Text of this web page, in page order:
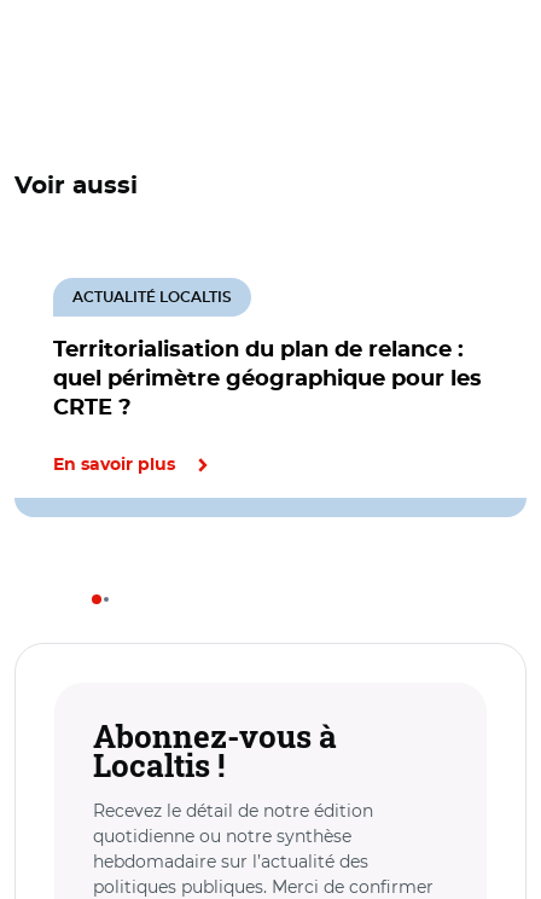
Voir aussi
Territorialisation du plan de relance :
quel périmètre géographique pour les
CRTE ?
ACTUALITÉ LOCALTIS
En savoir plus
Abonnez-vous à
Localtis !
Recevez le détail de notre édition
quotidienne ou notre synthèse
hebdomadaire sur l’actualité des
politiques publiques. Merci de confirmer